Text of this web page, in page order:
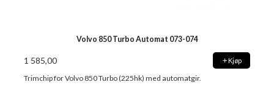
Volvo 850 Turbo Automat 073-074
1 585,00 Kjøp
Trimchip for Volvo 850 Turbo (225hk) med automatgir.